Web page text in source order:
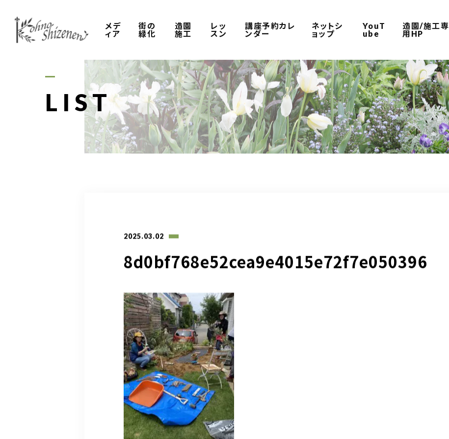
メデ
ィア
街の
緑化
造園
施工
レッ
スン
講座予約カレ
ンダー
ネットシ
ョップ
YouT
ube
造園/施工専
用HP
LIST
2025.03.02
8d0bf768e52cea9e4015e72f7e050396